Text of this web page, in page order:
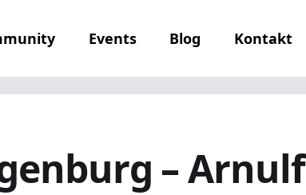
Events Blog Kontakt
– Arnulf